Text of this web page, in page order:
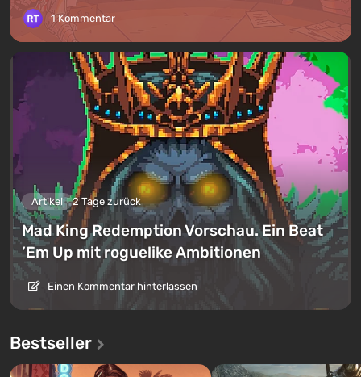
1 Kommentar
Artikel 2 Tage zurück
Mad King Redemption Vorschau. Ein Beat
’Em Up mit roguelike Ambitionen
Einen Kommentar hinterlassen
Bestseller